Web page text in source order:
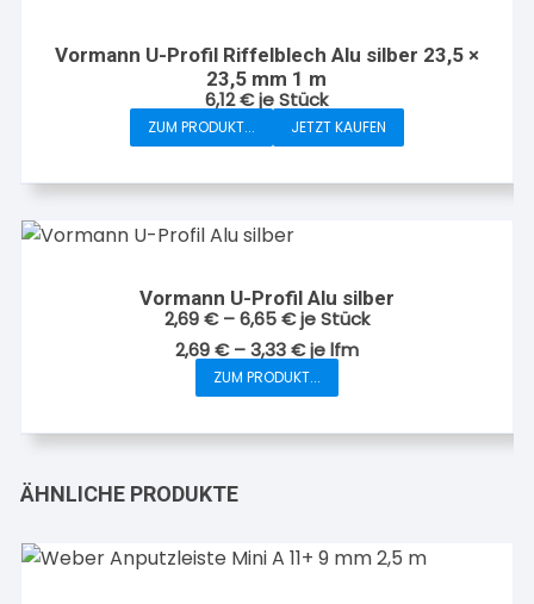
Vormann U-Profil Riffelblech Alu silber 23,5 ×
23,5 mm 1 m
6,12€je Stück
ZUM PRODUKT... JETZT KAUFEN
Vormann U-Profil Alu silber
2,69€–6,65€je Stück
2,69€–3,33€jelfm
ZUM PRODUKT...
Dieses
weist
Die
ÄHNLICHE PRODUKTE